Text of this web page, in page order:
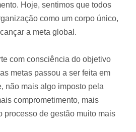
Hoje, sentimos que todos
como um corpo único,
a meta global.
com consciência do objetivo
metas passou a ser feita em
não mais algo imposto pela
comprometimento, mais
processo de gestão muito mais